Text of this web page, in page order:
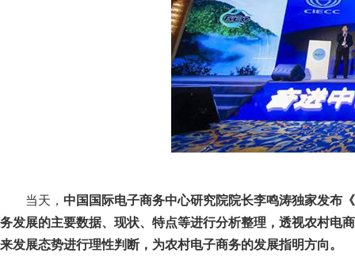
当天， 中国国际电子商务中心研究院院长李鸣涛独家发布
务发展的主要数据、现状、特点等进行分析整理，透视农村电
来发展态势进行理性判断，为农村电子商务的发展指明方向。